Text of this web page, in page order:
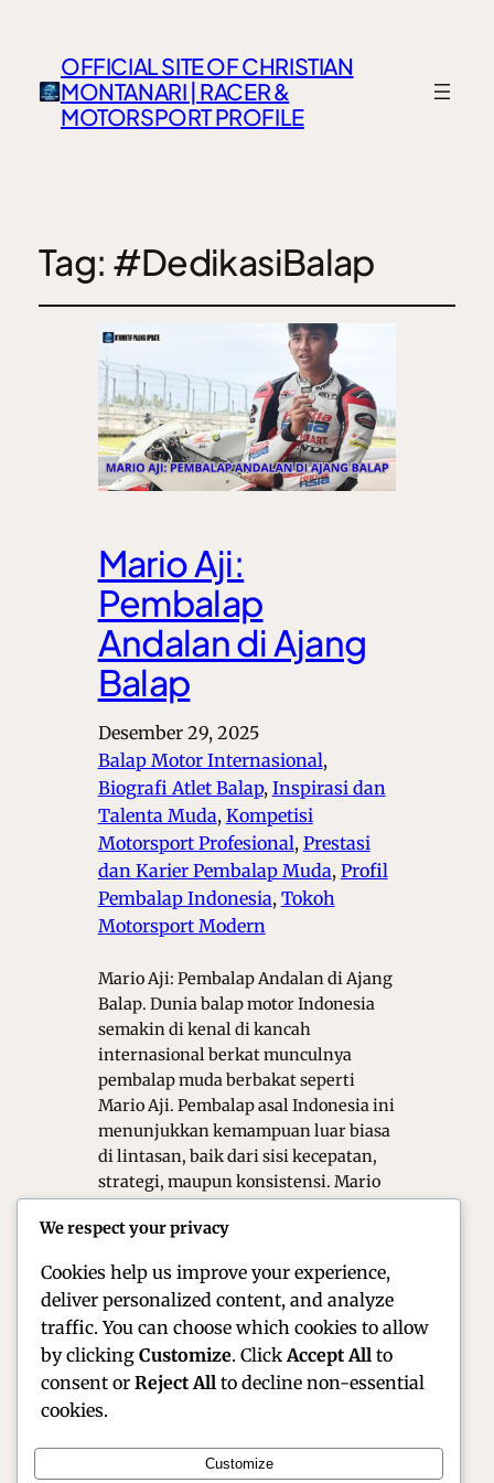
OFFICIAL SITE OF CHRISTIAN
MONTANARI | RACER &
MOTORSPORT PROFILE
Tag: #DedikasiBalap
Mario Aji:
Pembalap
Andalan di Ajang
Balap
Desember 29, 2025
Balap Motor Internasional ,
Biografi Atlet Balap, Inspirasi dan
Talenta Muda, Kompetisi
Motorsport Profesional, Prestasi
dan Karier Pembalap Muda, Profil
Pembalap Indonesia, Tokoh
Motorsport Modern
Mario Aji: Pembalap Andalan di Ajang
Balap. Dunia balap motor Indonesia
semakin di kenal di kancah
internasional berkat munculnya
pembalap muda berbakat seperti
Mario Aji. Pembalap asal Indonesia ini
menunjukkan kemampuan luar biasa
di lintasan, baik dari sisi kecepatan,
strategi, maupun konsistensi. Mario
mampu bersaing di tingkat global,
We respect your privacy
Cookies help us improve your experience,
deliver personalized content, and analyze
traffic. You can choose which cookies to allow
by clicking Customize. Click Accept All to
consent or Reject All to decline non-essential
cookies.
Customize